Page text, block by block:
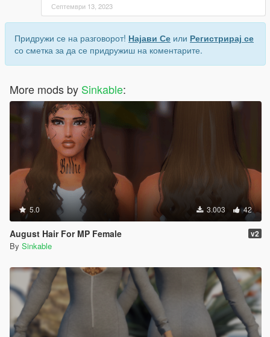
Септември 13, 2023
Придружи се на разговорот! Најави Се или Регистрирај се
со сметка за да се придружиш на коментарите.
More mods by Sinkable:
5.0 3.003 42
August Hair For MP Female v2
By Sinkable